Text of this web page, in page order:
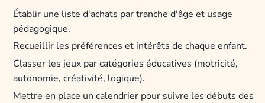
Établir une liste d'achats par tranche d'âge et usage
pédagogique.
Recueillir les préférences et intérêts de chaque enfant.
Classer les jeux par catégories éducatives (motricité,
autonomie, créativité, logique).
Mettre en place un calendrier pour suivre les débuts des